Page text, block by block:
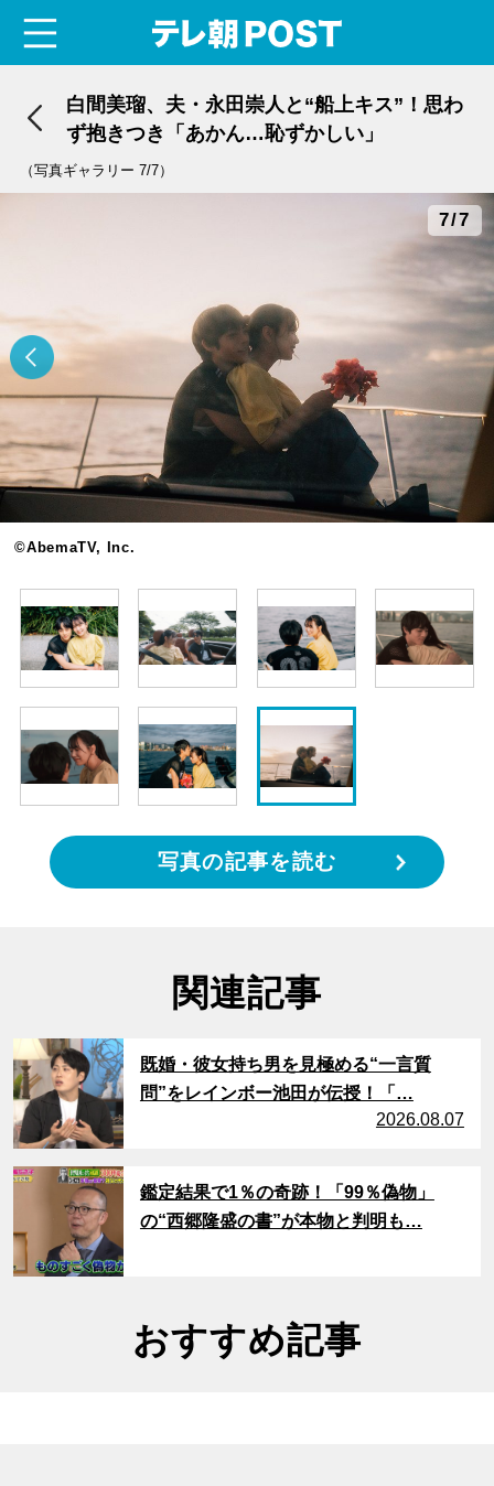
白間美瑠、夫・永田崇人と“船上キス”！思わ
ず抱きつき「あかん…恥ずかしい」
（写真ギャラリー 7/7）
7/7
©AbemaTV, Inc.
写真の記事を読む
関連記事
サムネイル
既婚・彼女持ち男を見極める“一言質
問”をレインボー池田が伝授！「…
2026.08.07
サムネイル
鑑定結果で1％の奇跡！「99％偽物」
の“西郷隆盛の書”が本物と判明も…
おすすめ記事